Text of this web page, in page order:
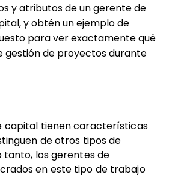
y atributos de un gerente de
y obtén un ejemplo de
para ver exactamente qué
gestión de proyectos durante
capital tienen características
de otros tipos de
tanto, los gerentes de
en este tipo de trabajo